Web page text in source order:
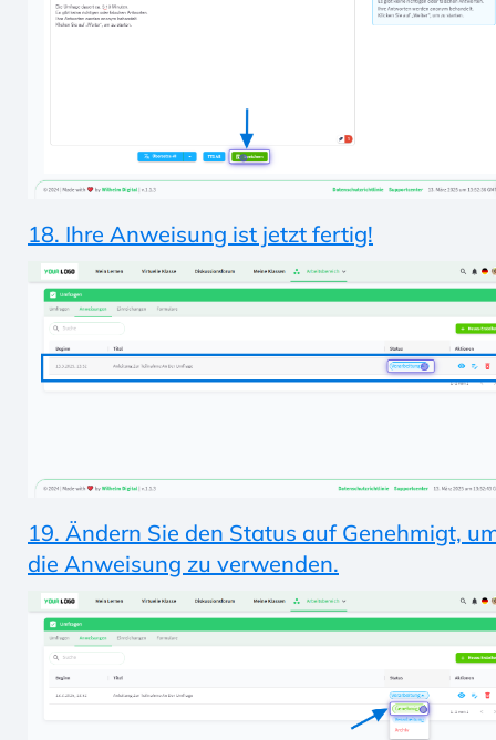
18. Ihre Anweisung ist jetzt fertig!
19. Ändern Sie den Status auf Genehmigt,
die Anweisung zu verwenden.